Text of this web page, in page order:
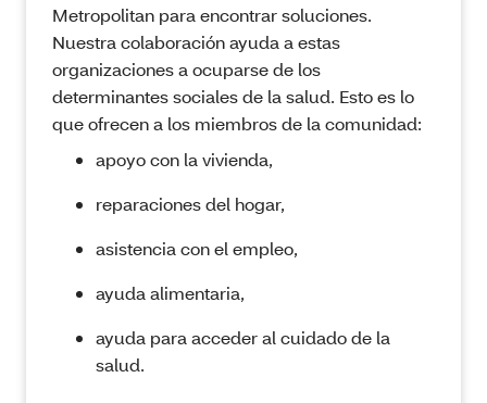
Metropolitan para encontrar soluciones.
Nuestra colaboración ayuda a estas
organizaciones a ocuparse de los
determinantes sociales de la salud. Esto es lo
que ofrecen a los miembros de la comunidad:
apoyo con la vivienda,
reparaciones del hogar,
asistencia con el empleo,
ayuda alimentaria,
ayuda para acceder al cuidado de la
salud.